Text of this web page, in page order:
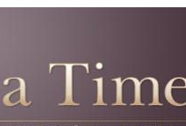
ルコラム